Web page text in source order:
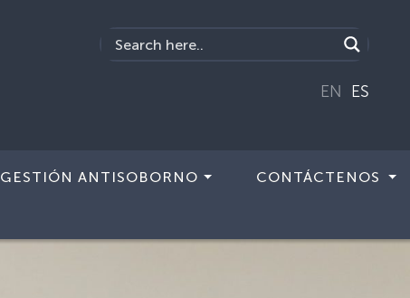
EN ES
GESTIÓN ANTISOBORNO CONTÁCTENOS